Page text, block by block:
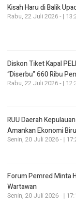
Kisah Haru di Balik
Rabu, 22 Juli 2026 - |
Diskon Tiket Kapal
“Diserbu” 660 Ribu
Rabu, 22 Juli 2026 - |
RUU Daerah
Amankan Ekonomi
Senin, 20 Juli 2026 - |
Forum Pemred Minta
Wartawan
Senin, 20 Juli 2026 - |